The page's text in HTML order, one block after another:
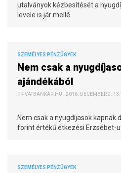
utalványok kézbesítését a
levele is jár mellé.
SZEMÉLYES PÉNZÜGYEK
Nem csak a
ajándékából
PRIVÁTBANKÁR.HU | 2016. DECEMBER 9.
Nem csak a nyugdíjasok kapnak
forint értékű étkezési Erzsébet-
SZEMÉLYES PÉNZÜGYEK